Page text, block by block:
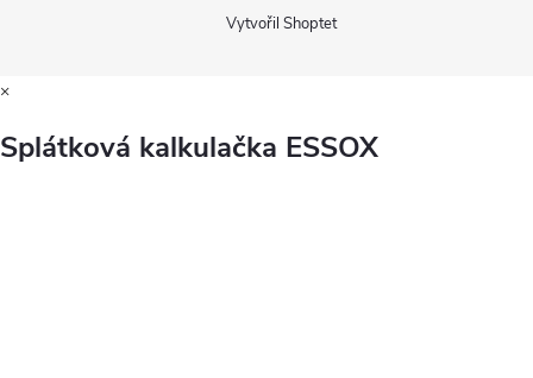
Vytvořil Shoptet
×
Splátková kalkulačka ESSOX